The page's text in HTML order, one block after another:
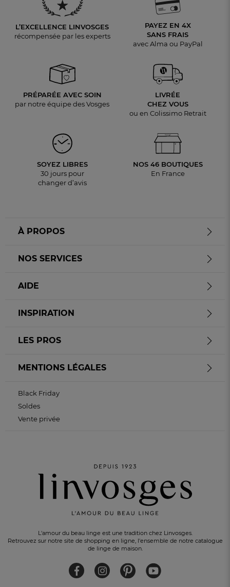
L’EXCELLENCE LINVOSGES
récompensée par les experts
PAYEZ EN 4X
SANS FRAIS
avec Alma ou PayPal
PRÉPARÉE AVEC SOIN
par notre équipe des Vosges
LIVRÉE
CHEZ VOUS
ou en Colissimo Retrait
SOYEZ LIBRES
30 jours pour
changer d’avis
NOS 46 BOUTIQUES
En France
L'amour du beau linge est une tradition chez Linvosges.
Retrouvez sur notre site de shopping en ligne, l'ensemble de notre catalogue
de linge de maison.
À PROPOS
NOS SERVICES
AIDE
INSPIRATION
LES PROS
MENTIONS LÉGALES
Black Friday
Soldes
Vente privée